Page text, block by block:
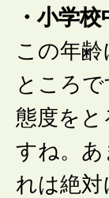
・小学
この年
ところ
態度を
すね。
れは絶